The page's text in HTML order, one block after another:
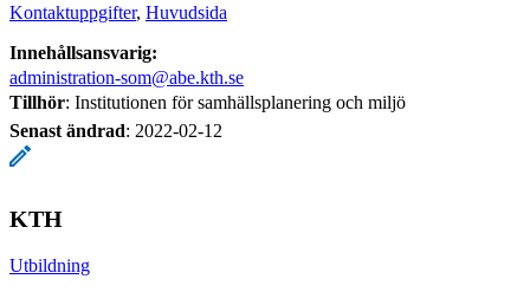
Kontaktuppgifter Huvudsida
Innehållsansvarig:
administration-som@abe.kth.se
Tillhör: Institutionen för samhällsplanering och miljö
Senast ändrad: 2022-02-12
KTH
Utbildning